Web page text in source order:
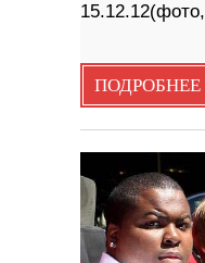
ПОДРОБНЕЕ